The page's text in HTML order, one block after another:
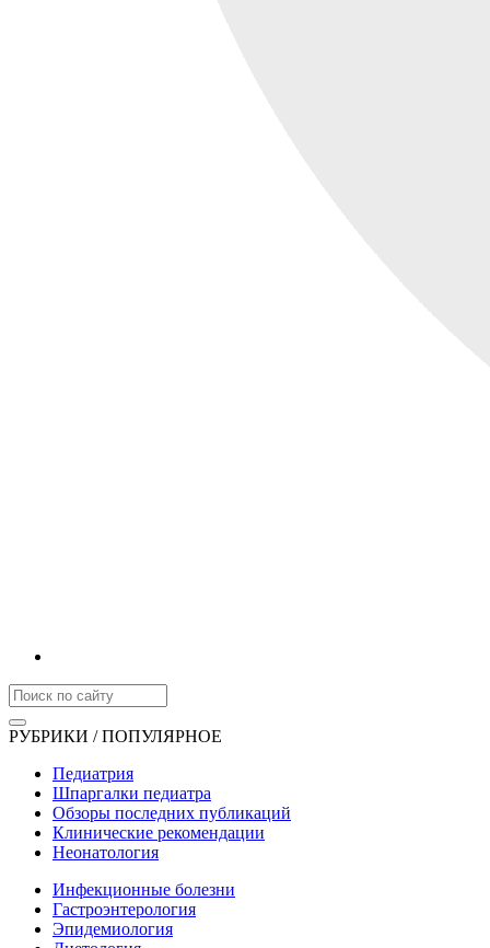
РУБРИКИ / ПОПУЛЯРНОЕ
Педиатрия
Шпаргалки педиатра
Обзоры последних публикаций
Клинические рекомендации
Неонатология
Инфекционные болезни
Гастроэнтерология
Эпидемиология